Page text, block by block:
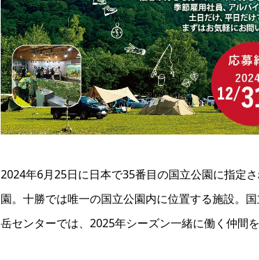
2024年6月25日に日本で35番目の国立公園に指定
園。十勝では唯一の国立公園内に位置する施設。
岳センターでは、2025年シーズン一緒に働く仲間を